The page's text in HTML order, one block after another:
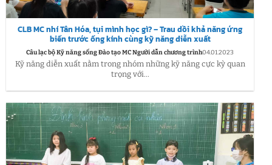
CLB MC nhí Tân Hóa, tụi mình học gì? – Trau dồi khả năng ứng
biến trước ống kính cùng kỹ năng diễn xuất
Câu lạc bộ Kỹ năng sống Đào tạo MC Người dẫn chương trình04.01.2023
Kỹ năng diễn xuất nằm trong nhóm những kỹ năng cực kỳ quan
trọng với...